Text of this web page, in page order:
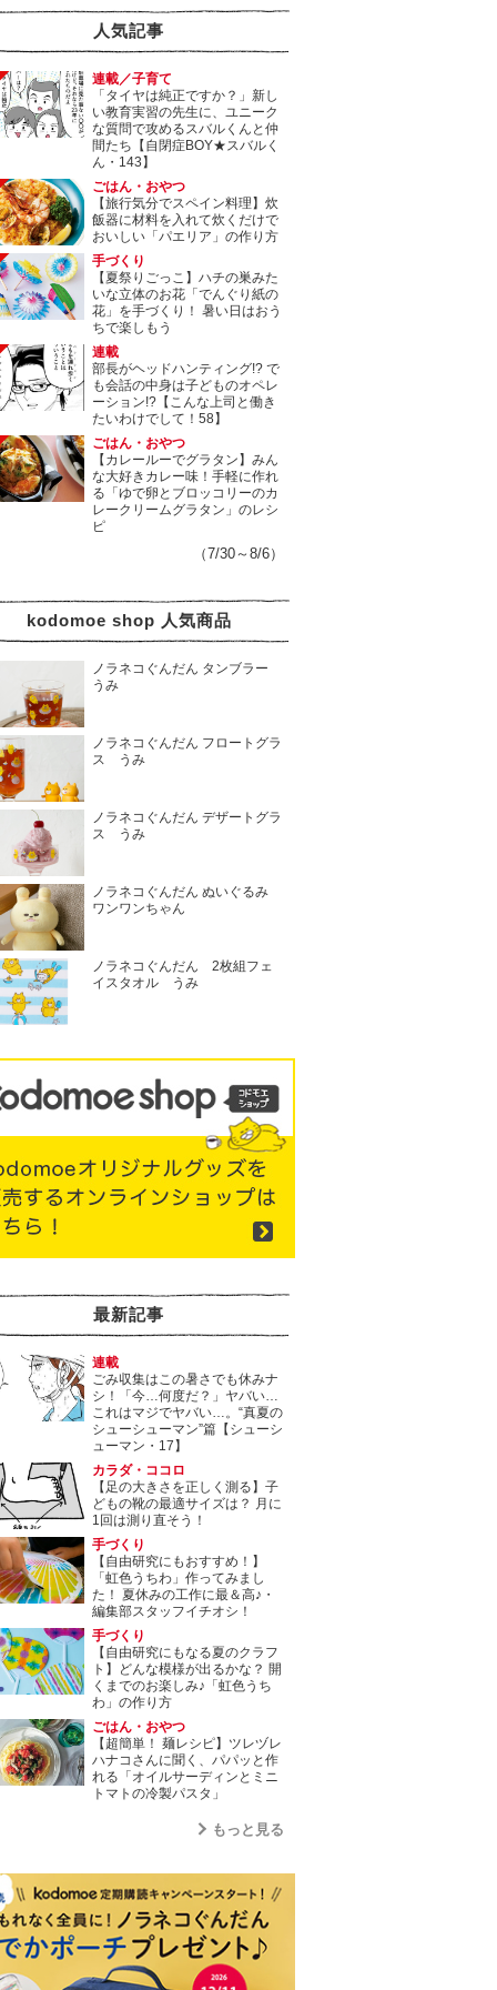
人気記事
連載／子育て
「タイヤは純正ですか？」新し
い教育実習の先生に、ユニーク
な質問で攻めるスバルくんと仲
間たち【自閉症BOY★スバルく
ん・143】
ごはん・おやつ
【旅行気分でスペイン料理】炊
飯器に材料を入れて炊くだけで
おいしい「パエリア」の作り方
手づくり
【夏祭りごっこ】ハチの巣みた
いな立体のお花「でんぐり紙の
花」を手づくり！ 暑い日はおう
ちで楽しもう
連載
部長がヘッドハンティング!? で
も会話の中身は子どものオペレ
ーション!?【こんな上司と働き
たいわけでして！58】
ごはん・おやつ
【カレールーでグラタン】みん
な大好きカレー味！手軽に作れ
る「ゆで卵とブロッコリーのカ
レークリームグラタン」のレシ
ピ
（7/30～8/6）
kodomoe shop 人気商品
ノラネコぐんだん タンブラー
うみ
ノラネコぐんだん フロートグラ
ス うみ
ノラネコぐんだん デザートグラ
ス うみ
ノラネコぐんだん ぬいぐるみ
ワンワンちゃん
ノラネコぐんだん 2枚組フェ
イスタオル うみ
最新記事
連載
ごみ収集はこの暑さでも休みナ
シ！「今…何度だ？」ヤバい…
これはマジでヤバい…。“真夏の
シューシューマン”篇【シューシ
ューマン・17】
カラダ・ココロ
【足の大きさを正しく測る】子
どもの靴の最適サイズは？ 月に
1回は測り直そう！
手づくり
【自由研究にもおすすめ！】
「虹色うちわ」作ってみまし
た！ 夏休みの工作に最＆高♪・
編集部スタッフイチオシ！
手づくり
【自由研究にもなる夏のクラフ
ト】どんな模様が出るかな？ 開
くまでのお楽しみ♪「虹色うち
わ」の作り方
ごはん・おやつ
【超簡単！ 麺レシピ】ツレヅレ
ハナコさんに聞く、パパッと作
れる「オイルサーディンとミニ
トマトの冷製パスタ」
もっと見る